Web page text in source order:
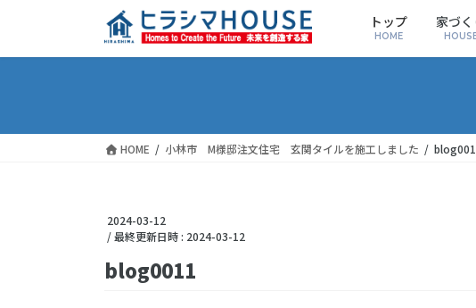
トップ
HOME
家づく
HOME 小林市 M様邸注文住宅 玄関タイルを施工しました
2024-03-12
/ 最終更新日時 : 2024-03-12
blog0011